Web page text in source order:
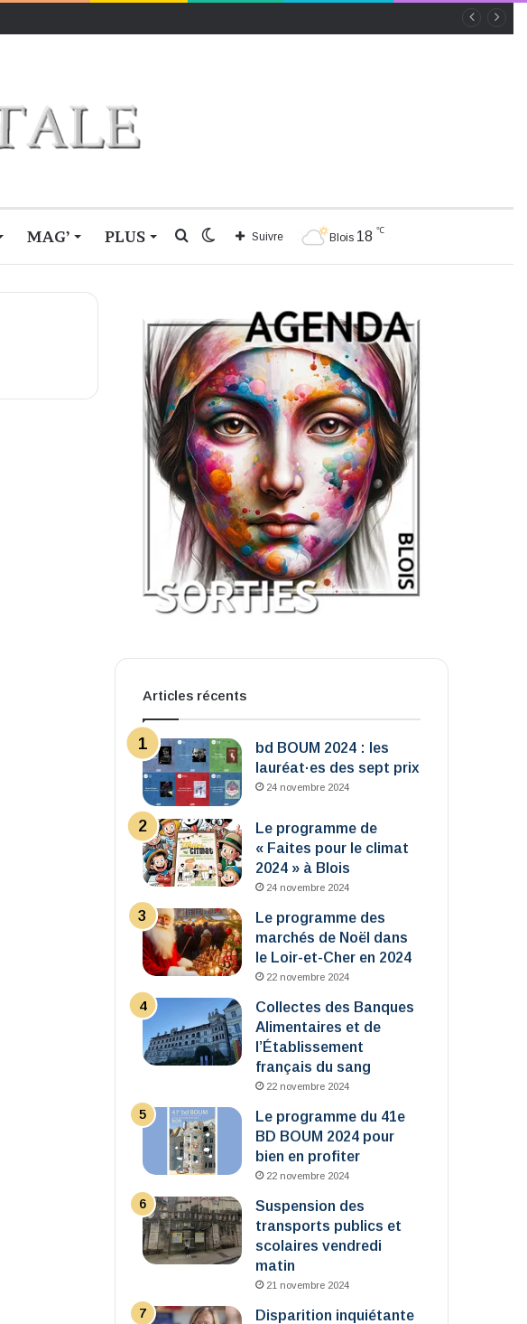
MAG’ PLUS Blois 18 ℃
Suivre
Switch
Rechercher
Articles récents
bd BOUM 2024 : les
lauréat·es des sept prix
24 novembre 2024
Le programme de
« Faites pour le climat
2024 » à Blois
24 novembre 2024
Le programme des
marchés de Noël dans
le Loir-et-Cher en 2024
22 novembre 2024
Collectes des Banques
Alimentaires et de
l’Établissement
français du sang
22 novembre 2024
Le programme du 41e
BD BOUM 2024 pour
bien en profiter
22 novembre 2024
Suspension des
transports publics et
scolaires vendredi
matin
21 novembre 2024
Disparition inquiétante